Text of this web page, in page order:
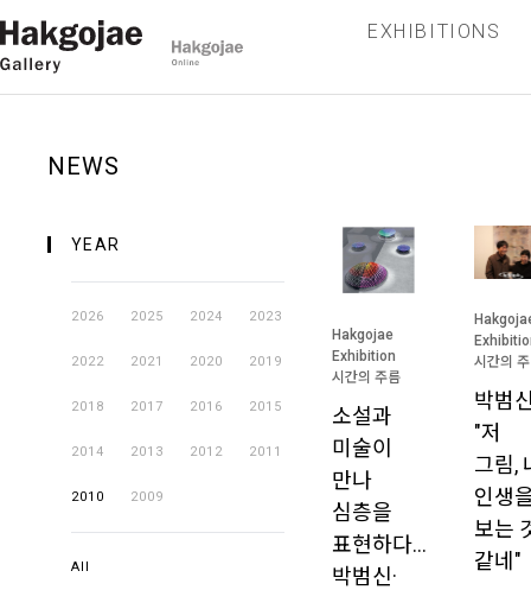
EXHIBITIONS
NEWS
YEAR
2026 2025 2024 2023
2022 2021 2020 2019
2018 2017 2016 2015
2014 2013 2012 2011
2010 2009
All
Hakgojae
Exhibition
시간의 주름
소설과
미술이
만나
심층을
표현하다…
박범신·
시간의
박범
"저
그림,
인생
보는
같네"